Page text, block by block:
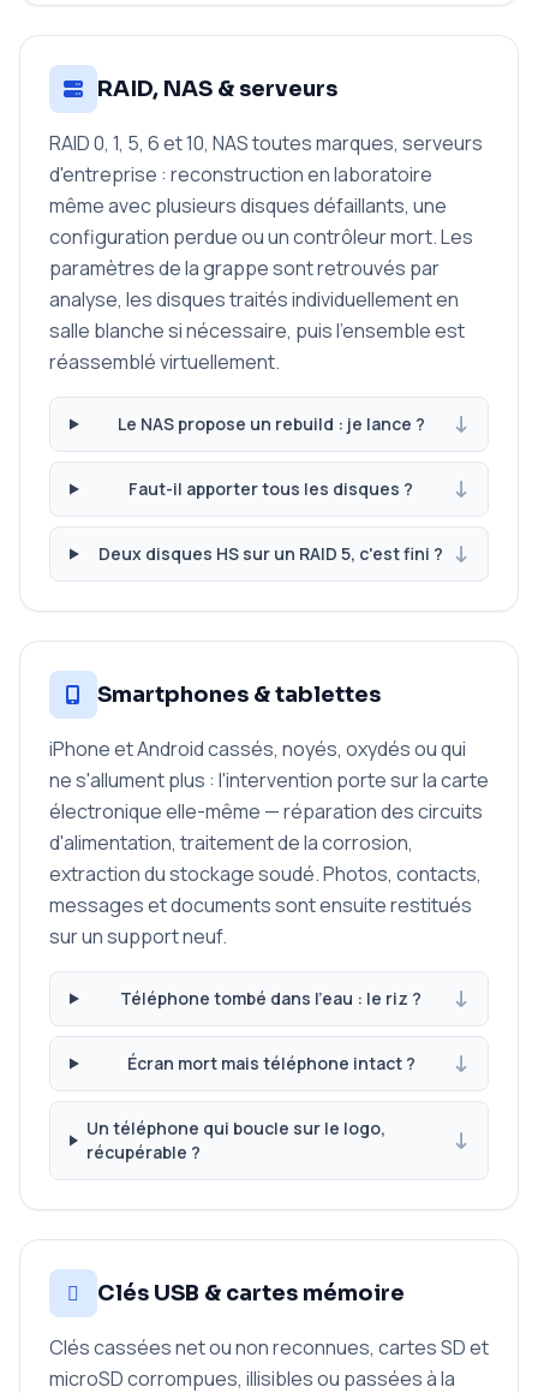
RAID, NAS & serveurs
RAID 0, 1, 5, 6 et 10, NAS toutes marques, serveurs
d'entreprise : reconstruction en laboratoire
même avec plusieurs disques défaillants, une
configuration perdue ou un contrôleur mort. Les
paramètres de la grappe sont retrouvés par
analyse, les disques traités individuellement en
salle blanche si nécessaire, puis l'ensemble est
réassemblé virtuellement.
Le NAS propose un rebuild : je lance ?
Faut-il apporter tous les disques ?
Deux disques HS sur un RAID 5, c'est fini ?
Smartphones & tablettes
iPhone et Android cassés, noyés, oxydés ou qui
ne s'allument plus : l'intervention porte sur la carte
électronique elle-même — réparation des circuits
d'alimentation, traitement de la corrosion,
extraction du stockage soudé. Photos, contacts,
messages et documents sont ensuite restitués
sur un support neuf.
Téléphone tombé dans l'eau : le riz ?
Écran mort mais téléphone intact ?
Un téléphone qui boucle sur le logo,
récupérable ?
Clés USB & cartes mémoire
Clés cassées net ou non reconnues, cartes SD et
microSD corrompues, illisibles ou passées à la